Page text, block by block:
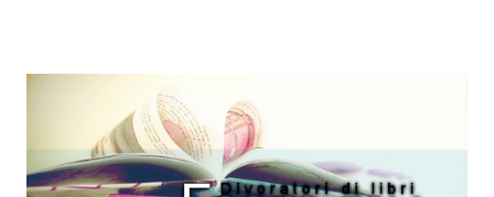
di dire in un libro? Ad esempio, i capelli arruffati . TUTTI I
RAGAZZI nei libri hanno i capelli arruffati. Vabbè, c'è crisi, il
pettine costa. Dovrei regalarglielo io uno. O magari del gel.
Fatto sta che nella realtà i ragazzi con i capelli così